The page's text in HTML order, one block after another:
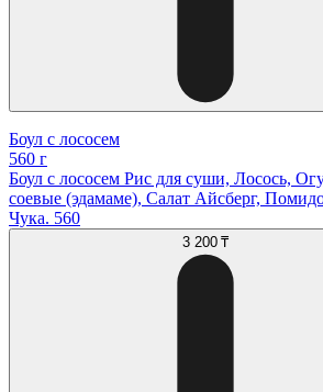
Боул с лососем
560 г
Боул с лососем Рис для суши, Лосось,
соевые (эдамаме), Салат Айсберг,
Чука. 560
3 200 ₸